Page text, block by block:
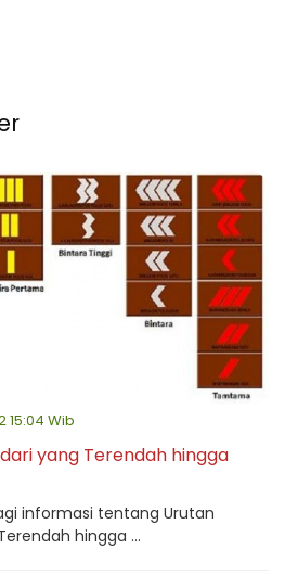
15:04 Wib
yang Terendah hingga
informasi tentang Urutan
hingga ...